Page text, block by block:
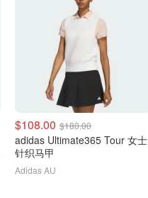
$108.00 $180.00
adidas Ultimate365 Tour 女士
针织马甲
Adidas AU